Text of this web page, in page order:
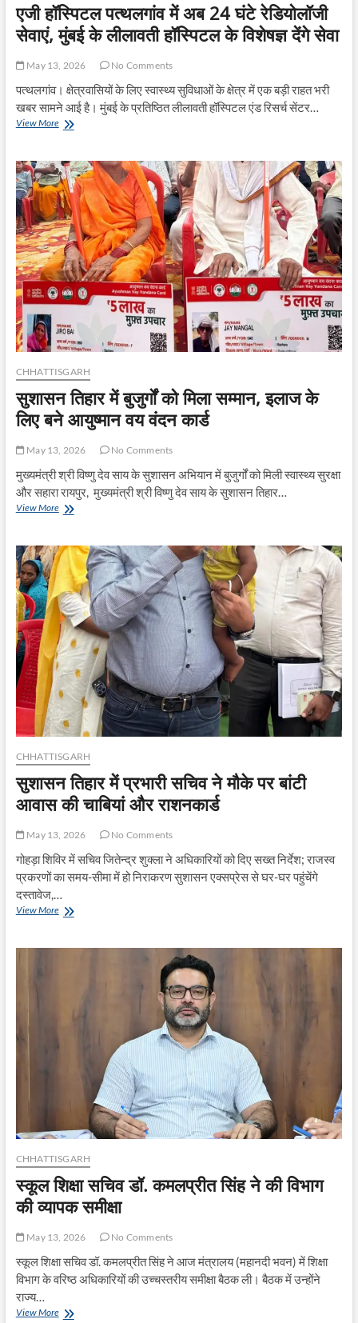
एजी हॉस्पिटल पत्थलगांव में अब 24 घंटे रेडियोलॉजी
सेवाएं, मुंबई के लीलावती हॉस्पिटल के विशेषज्ञ देंगे सेवा
May 13, 2026 No Comments
पत्थलगांव। क्षेत्रवासियों के लिए स्वास्थ्य सुविधाओं के क्षेत्र में एक बड़ी राहत भरी
खबर सामने आई है। मुंबई के प्रतिष्ठित लीलावती हॉस्पिटल एंड रिसर्च सेंटर…
View Moreएजी
में
अब
24
घंटे
रेडियोलॉजी
सेवाएं,
मुंबई
के
लीलावती
हॉस्पिटल
के
विशेषज्ञ
देंगे
सेवा
CHHATTISGARH
सुशासन तिहार में बुजुर्गों को मिला सम्मान, इलाज के
लिए बने आयुष्मान वय वंदन कार्ड
May 13, 2026 No Comments
मुख्यमंत्री श्री विष्णु देव साय के सुशासन अभियान में बुजुर्गों को मिली स्वास्थ्य सुरक्षा
और सहारा रायपुर, मुख्यमंत्री श्री विष्णु देव साय के सुशासन तिहार…
View Moreसुशासन
बुजुर्गों
को
मिला
सम्मान,
इलाज
के
लिए
बने
आयुष्मान
वय
वंदन
कार्ड
CHHATTISGARH
सुशासन तिहार में प्रभारी सचिव ने मौके पर बांटी
आवास की चाबियां और राशनकार्ड
May 13, 2026 No Comments
गोहड़ा शिविर में सचिव जितेन्द्र शुक्ला ने अधिकारियों को दिए सख्त निर्देश; राजस्व
प्रकरणों का समय-सीमा में हो निराकरण सुशासन एक्सप्रेस से घर-घर पहुंचेंगे
दस्तावेज,…
View Moreसुशासन
CHHATTISGARH
स्कूल शिक्षा सचिव डॉ. कमलप्रीत सिंह ने की विभाग
की व्यापक समीक्षा
May 13, 2026 No Comments
स्कूल शिक्षा सचिव डॉ. कमलप्रीत सिंह ने आज मंत्रालय (महानदी भवन) में शिक्षा
विभाग के वरिष्ठ अधिकारियों की उच्चस्तरीय समीक्षा बैठक ली। बैठक में उन्होंने
राज्य…
View Moreस्कूल